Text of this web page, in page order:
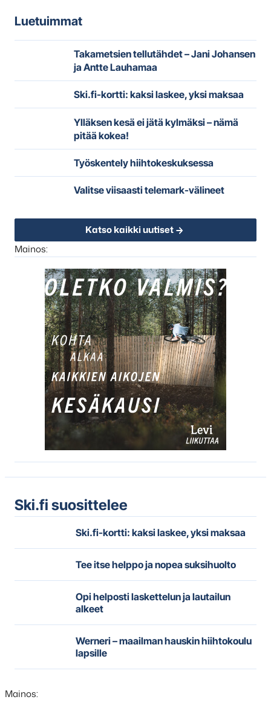
Luetuimmat
Takametsien tellutähdet – Jani Johansen
ja Antte Lauhamaa
Ski.fi-kortti: kaksi laskee, yksi maksaa
Ylläksen kesä ei jätä kylmäksi – nämä
pitää kokea!
Työskentely hiihtokeskuksessa
Valitse viisaasti telemark-välineet
Katso kaikki uutiset
Mainos:
Ski.fi suosittelee
Ski.fi-kortti: kaksi laskee, yksi maksaa
Tee itse helppo ja nopea suksihuolto
Opi helposti laskettelun ja lautailun
alkeet
Werneri – maailman hauskin hiihtokoulu
lapsille
Mainos: